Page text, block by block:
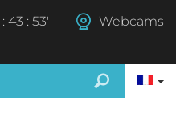
: 43 : 52' Webcams